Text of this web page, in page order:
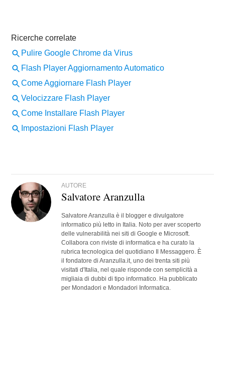
AUTORE
Salvatore Aranzulla
Salvatore Aranzulla è il blogger e divulgatore
informatico più letto in Italia. Noto per aver scoperto
delle vulnerabilità nei siti di Google e Microsoft.
Collabora con riviste di informatica e ha curato la
rubrica tecnologica del quotidiano Il Messaggero. È
il fondatore di Aranzulla.it, uno dei trenta siti più
visitati d'Italia, nel quale risponde con semplicità a
migliaia di dubbi di tipo informatico. Ha pubblicato
per Mondadori e Mondadori Informatica.